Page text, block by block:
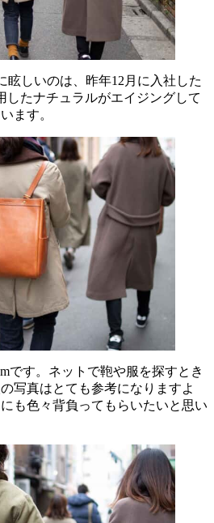
眩しいのは、昨年12月に入社した
したナチュラルがエイジングして
ます。
です。ネットで鞄や服を探すとき
写真はとても参考になりますよ
も色々背負ってもらいたいと思い